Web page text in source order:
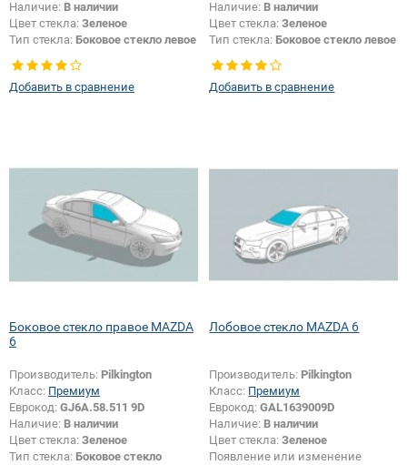
Наличие: В наличии
Цвет стекла: Зеленое
Тип стекла: Боковое стекло левое
Добавить в сравнение
Наличие: В наличии
Цвет стекла:Зеленое
Тип стекла: Боковое стекло левое
Добавить в сравнение
Боковое стекло правое MAZDA
6
Производитель: Pilkington
Класс: Премиум
Еврокод: GJ6A.58.511 9D
Наличие: В наличии
Цвет стекла: Зеленое
Тип стекла: Боковое стекло
Лобовое стекло MAZDA 6
Производитель: Pilkington
Класс: Премиум
Еврокод:GAL1639009D
Наличие: В наличии
Цвет стекла:Зеленое
Появление или изменение